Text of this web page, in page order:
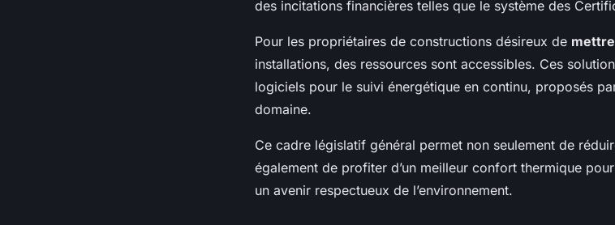
des incitations financières telles que le système des
Pour les propriétaires de constructions désireux de
installations, des ressources sont accessibles. Ces
logiciels pour le suivi énergétique en continu, proposés
domaine.
Ce cadre législatif général permet non seulement de
également de profiter d’un meilleur confort thermique
un avenir respectueux de l’environnement.